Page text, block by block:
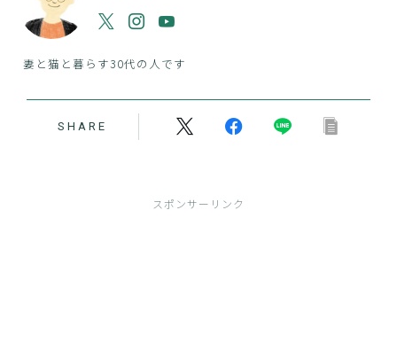
妻と猫と暮らす30代の人です
SHARE
スポンサーリンク